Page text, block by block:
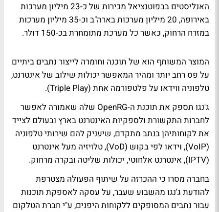
האנליסטים בבפוטנציאל מכירות של כ-23 מיליון מערכות
באירופה, 20 מיליון מערכות בארה"ב וכ-35 מיליון מערכות
במזרח הרחוק, כאשר כל מערכת מתומחרת בכ-150 דולר.
המוצר המשותף הוא של תוכנה וחומרה לייצור נתבים ביתיים
על פס רחב יותר ומהיר המאפשר יכולות שילוב של אינטרנט,
טלפוניה ווידאו על פלטפורמה אחת (Triple Play).
ג'נגו תספק את תוכנת ה-OpenRG שלה שאמורה לאפשר
לחברות התקשורת ולספקיות האינטרנט בארץ ובעולם לצייד
את לקוחותיהן בנתב מתקדם, שיעניק להם שירותי טלפוניה
(VoIP), וידאו לפי בקוש (VoD), טלויזיה מעל אינטרנט
(IPTV), אינטרנט אלחוטי, יכולות שליטה ובקרה מרחוק.
בחברה מסרו כי ההכרזה על שיתוף הפעולה מצטרפת
להודעת ג'נגו מהשבוע שעבר, על עסקה לאספקת תוכנות
עבור נתבים המסופקים ללקוחות היפנים, ע"י חברת הטלקום